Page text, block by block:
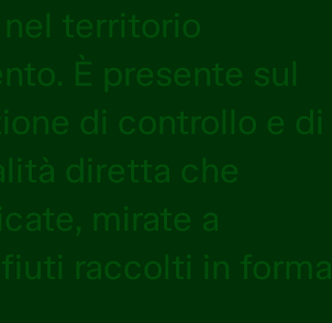
territorio
È presente sul
di controllo e di
diretta che
mirate a
raccolti in forma